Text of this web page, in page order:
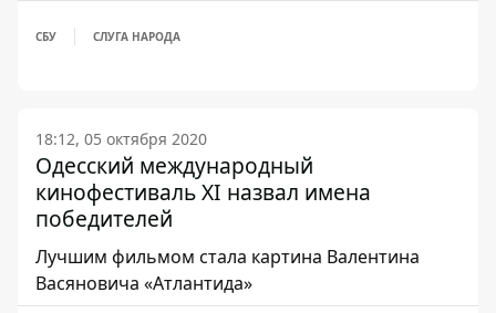
СБУ СЛУГА НАРОДА
18:12, 05 октября 2020
Одесский международный
кинофестиваль XI назвал имена
победителей
Лучшим фильмом стала картина Валентина
Васяновича «Атлантида»